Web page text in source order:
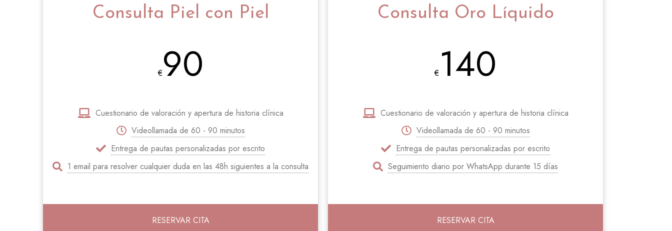
Consulta Piel con Piel
€90
Cuestionario de valoración y apertura de historia clínica
Videollamada de 60 - 90 minutos
Entrega de pautas personalizadas por escrito
1 email para resolver cualquier duda en las 48h siguientes a la consulta
RESERVAR CITA
Consulta Oro Líquido
€ 140
Cuestionario de valoración y apertura de historia clínica
Videollamada de 60 - 90 minutos
Entrega de pautas personalizadas por escrito
Seguimiento diario por WhatsApp durante 15 días
RESERVAR CITA